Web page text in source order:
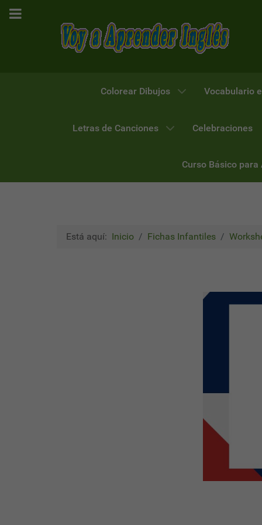
Colorear Dibujos Vocabulario
Letras de Canciones Celebraciones
Curso Básico
Está aquí: Inicio Fichas Infantiles